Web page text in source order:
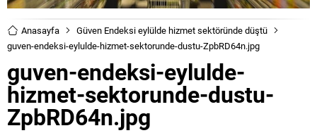
Anasayfa
Güven Endeksi eylülde hizmet sektöründe düştü
guven-endeksi-eylulde-hizmet-sektorunde-dustu-ZpbRD64n.jpg
guven-endeksi-eylulde-
hizmet-sektorunde-dustu-
ZpbRD64n.jpg